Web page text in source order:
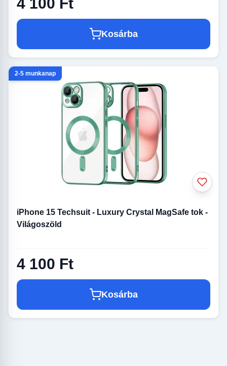
4 100 Ft
Kosárba
2-5 munkanap
iPhone 15 Techsuit - Luxury Crystal MagSafe tok -
Világoszöld
4 100 Ft
Kosárba